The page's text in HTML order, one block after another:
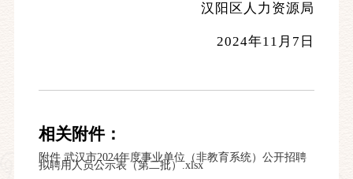
汉阳区人力资源局
2024年11月7日
相关附件：
附件 武汉市2024年度事业单位（非教育系统）公开招聘
拟聘用人员公示表（第二批）.xlsx